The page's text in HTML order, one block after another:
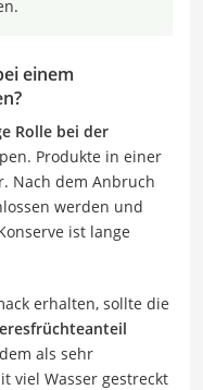
einem
Rolle bei der
Produkte in einer
Nach dem Anbruch
werden und
ist lange
erhalten, sollte die
als sehr
viel Wasser gestreckt